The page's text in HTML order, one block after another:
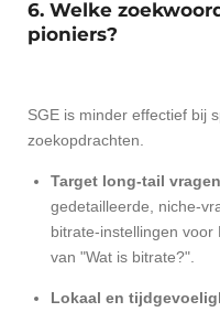
6. Welke
pioniers?
SGE is minder effectief bij
zoekopdrachten.
Target long-tail
gedetailleerde, niche-
bitrate-instellingen voor
van "Wat is bitrate?".
Lokaal en